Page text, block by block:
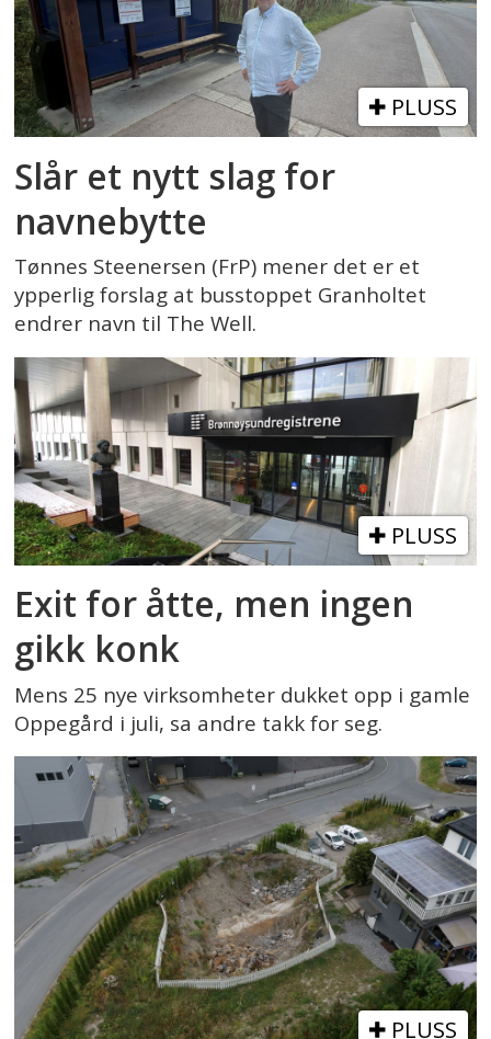
PLUSS
Slår et nytt slag for
navnebytte
Tønnes Steenersen (FrP) mener det er et
ypperlig forslag at busstoppet Granholtet
endrer navn til The Well.
PLUSS
Exit for åtte, men ingen
gikk konk
Mens 25 nye virksomheter dukket opp i gamle
Oppegård i juli, sa andre takk for seg.
PLUSS